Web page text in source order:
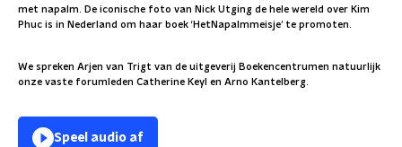
met napalm. De iconische foto van Nick Utging de hele wereld over Kim
Phuc is in Nederland om haar boek ‘HetNapalmmeisje’ te promoten.
We spreken Arjen van Trigt van de uitgeverij Boekencentrumen natuurlijk
onze vaste forumleden Catherine Keyl en Arno Kantelberg.
Speel audio af